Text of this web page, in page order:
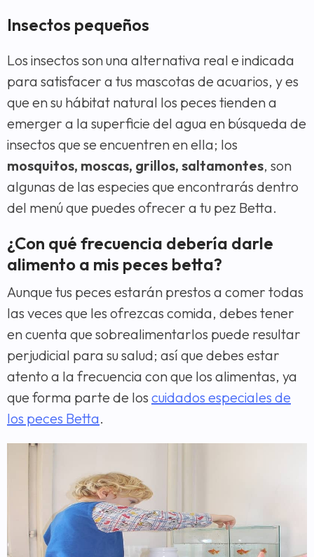
Insectos pequeños
Los insectos son una alternativa real e indicada
para satisfacer a tus mascotas de acuarios, y es
que en su hábitat natural los peces tienden a
emerger a la superficie del agua en búsqueda de
insectos que se encuentren en ella; los
mosquitos, moscas, grillos, saltamontes, son
algunas de las especies que encontrarás dentro
del menú que puedes ofrecer a tu pez Betta.
¿Con qué frecuencia debería darle
alimento a mis peces betta?
Aunque tus peces estarán prestos a comer todas
las veces que les ofrezcas comida, debes tener
en cuenta que sobrealimentarlos puede resultar
perjudicial para su salud; así que debes estar
atento a la frecuencia con que los alimentas, ya
que forma parte de los cuidados especiales de
los peces Betta.